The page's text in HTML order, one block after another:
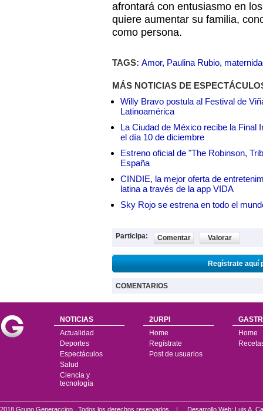
afrontará con entusiasmo en
quiere aumentar su familia,
como persona.
TAGS: Amor, Paulina Rubio,
MÁS NOTICIAS DE
Willy Bravo postula al Festival de
Latinoamérica
La Ciudad de México recibe la Final
el día 10 de diciembre
Estreno oficial de "The Robinson,
España
CINDIE, la mejor oferta de
latina a través de la app VIDA
Sky Rojo se estrena en todo el
Participa: Comentar Valorar
Regístrate aquí
COMENTARIOS
NOTICIAS
Actualidad
Deportes
Espectáculos
Salud
Ciencia y
tecnología
2URPI
Home
Regístrate
Post de usuarios
Home
2018 Grupo Generaccion . Todos los derechos reservados | Desarrollo Web: Luis